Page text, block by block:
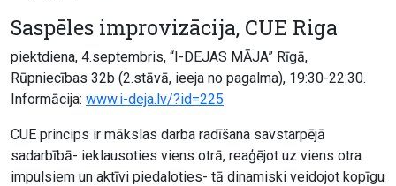
Saspēles improvizācija, CUE Riga
piektdiena, 4.septembris, “I-DEJAS MĀJA” Rīgā,
Rūpniecības 32b (2.stāvā, ieeja no pagalma), 19:30-22:30.
Informācija: www.i-deja.lv/?id=225
CUE princips ir mākslas darba radīšana savstarpējā
sadarbībā- ieklausoties viens otrā, reaģējot uz viens otra
impulsiem un aktīvi piedaloties- tā dinamiski veidojot kopīgu